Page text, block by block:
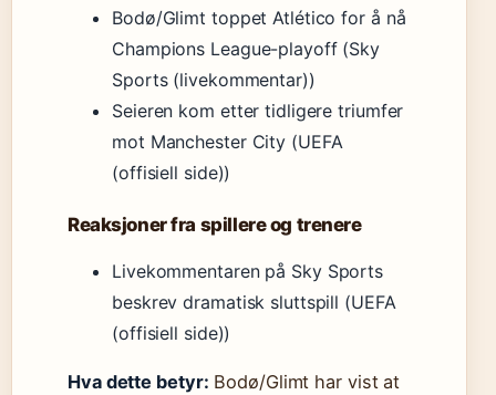
Bodø/Glimt toppet Atlético for å nå
Champions League-playoff (Sky
Sports (livekommentar))
Seieren kom etter tidligere triumfer
mot Manchester City (UEFA
(offisiell side))
Reaksjoner fra spillere og trenere
Livekommentaren på Sky Sports
beskrev dramatisk sluttspill (UEFA
(offisiell side))
Hva dette betyr: Bodø/Glimt har vist at